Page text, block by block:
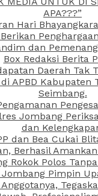
APA???”
Hari
dan
Box Redaksi Berita
Daerah Tak
APBD Kabupaten
Seimbang.
Jombang
dan
dan Bea Cukai
Berhasil
Rokok Polos
Pimpin